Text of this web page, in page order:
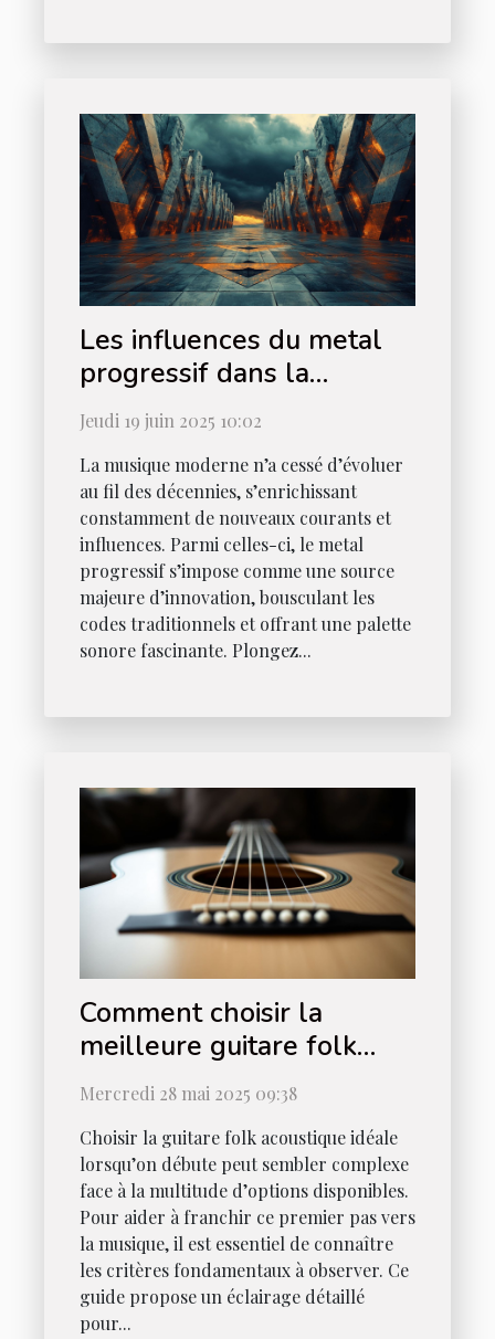
Les influences du metal
progressif dans la
musique moderne
Jeudi 19 juin 2025 10:02
La musique moderne n’a cessé d’évoluer
au fil des décennies, s’enrichissant
constamment de nouveaux courants et
influences. Parmi celles-ci, le metal
progressif s’impose comme une source
majeure d’innovation, bousculant les
codes traditionnels et offrant une palette
sonore fascinante. Plongez...
Comment choisir la
meilleure guitare folk
acoustique pour
débutants
Mercredi 28 mai 2025 09:38
Choisir la guitare folk acoustique idéale
lorsqu’on débute peut sembler complexe
face à la multitude d’options disponibles.
Pour aider à franchir ce premier pas vers
la musique, il est essentiel de connaître
les critères fondamentaux à observer. Ce
guide propose un éclairage détaillé
pour...